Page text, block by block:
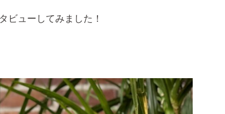
ビューしてみました！